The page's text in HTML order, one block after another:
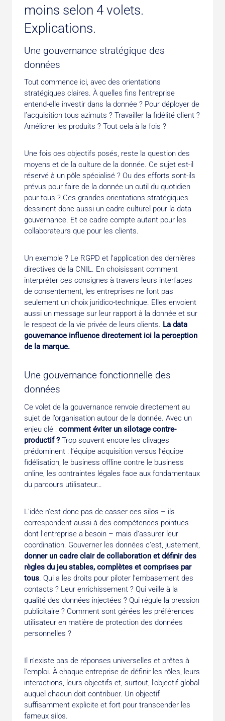
moins selon 4 volets.
Explications.
Une gouvernance stratégique des
données
Tout commence ici, avec des orientations
stratégiques claires. À quelles fins l’entreprise
entend-elle investir dans la donnée ? Pour déployer de
l’acquisition tous azimuts ? Travailler la fidélité client ?
Améliorer les produits ? Tout cela à la fois ?
Une fois ces objectifs posés, reste la question des
moyens et de la culture de la donnée. Ce sujet est-il
réservé à un pôle spécialisé ? Ou des efforts sont-ils
prévus pour faire de la donnée un outil du quotidien
pour tous ? Ces grandes orientations stratégiques
dessinent donc aussi un cadre culturel pour la data
gouvernance. Et ce cadre compte autant pour les
collaborateurs que pour les clients.
Un exemple ? Le RGPD et l’application des dernières
directives de la CNIL. En choisissant comment
interpréter ces consignes à travers leurs interfaces
de consentement, les entreprises ne font pas
seulement un choix juridico-technique. Elles envoient
aussi un message sur leur rapport à la donnée et sur
le respect de la vie privée de leurs clients. La data
gouvernance influence directement ici la perception
de la marque.
Une gouvernance fonctionnelle des
données
Ce volet de la gouvernance renvoie directement au
sujet de l’organisation autour de la donnée. Avec un
enjeu clé : comment éviter un silotage contre-
productif ?Trop souvent encore les clivages
prédominent : l’équipe acquisition versus l’équipe
fidélisation, le business offline contre le business
online, les contraintes légales face aux fondamentaux
du parcours utilisateur…
L’idée n’est donc pas de casser ces silos – ils
correspondent aussi à des compétences pointues
dont l’entreprise a besoin – mais d’assurer leur
coordination. Gouverner les données c’est, justement,
donner un cadre clair de collaboration et définir des
règles du jeu stables, complètes et comprises par
tous. Qui a les droits pour piloter l’embasement des
contacts ? Leur enrichissement ? Qui veille à la
qualité des données injectées ? Qui régule la pression
publicitaire ? Comment sont gérées les préférences
utilisateur en matière de protection des données
personnelles ?
Il n’existe pas de réponses universelles et prêtes à
l’emploi. À chaque entreprise de définir les rôles, leurs
interactions, leurs objectifs et, surtout, l’objectif global
auquel chacun doit contribuer. Un objectif
suffisamment explicite et fort pour transcender les
fameux silos.